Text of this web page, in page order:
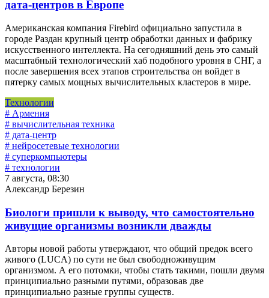
дата-центров в Европе
Американская компания Firebird официально запустила в
городе Раздан крупный центр обработки данных и фабрику
искусственного интеллекта. На сегодняшний день это самый
масштабный технологический хаб подобного уровня в СНГ, а
после завершения всех этапов строительства он войдет в
пятерку самых мощных вычислительных кластеров в мире.
Технологии
# Армения
# вычислительная техника
# дата-центр
# нейросетевые технологии
# суперкомпьютеры
# технологии
7 августа, 08:30
Александр Березин
Биологи пришли к выводу, что самостоятельно
живущие организмы возникли дважды
Авторы новой работы утверждают, что общий предок всего
живого (LUCA) по сути не был свободноживущим
организмом. А его потомки, чтобы стать такими, пошли двумя
принципиально разными путями, образовав две
принципиально разные группы существ.